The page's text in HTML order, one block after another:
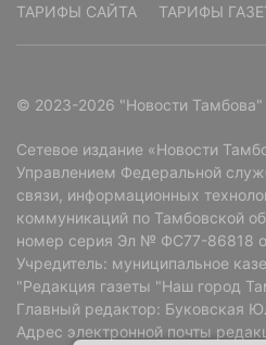
ТАРИФЫ САЙТА
ТАРИФЫ
© 2023-2026 "Новости Тамбова"
Сетевое издание «Новости
Управлением Федеральной
связи, информационных
коммуникаций по Тамбовской
номер серия Эл № ФС77-86818
Учредитель: муниципальное
"Редакция газеты "Наш город
Главный редактор: Буковская
Адрес электронной почты